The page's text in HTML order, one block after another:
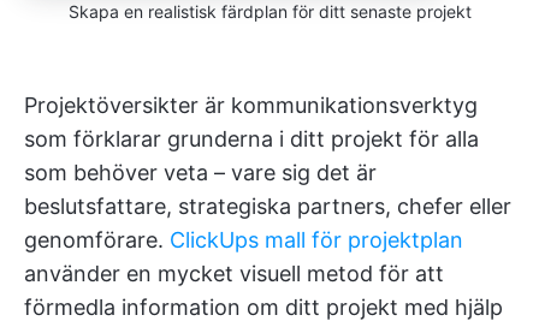
Skapa en realistisk färdplan för ditt senaste projekt
Projektöversikter är kommunikationsverktyg
som förklarar grunderna i ditt projekt för alla
som behöver veta – vare sig det är
beslutsfattare, strategiska partners, chefer eller
genomförare. ClickUps mall för projektplan
använder en mycket visuell metod för att
förmedla information om ditt projekt med hjälp